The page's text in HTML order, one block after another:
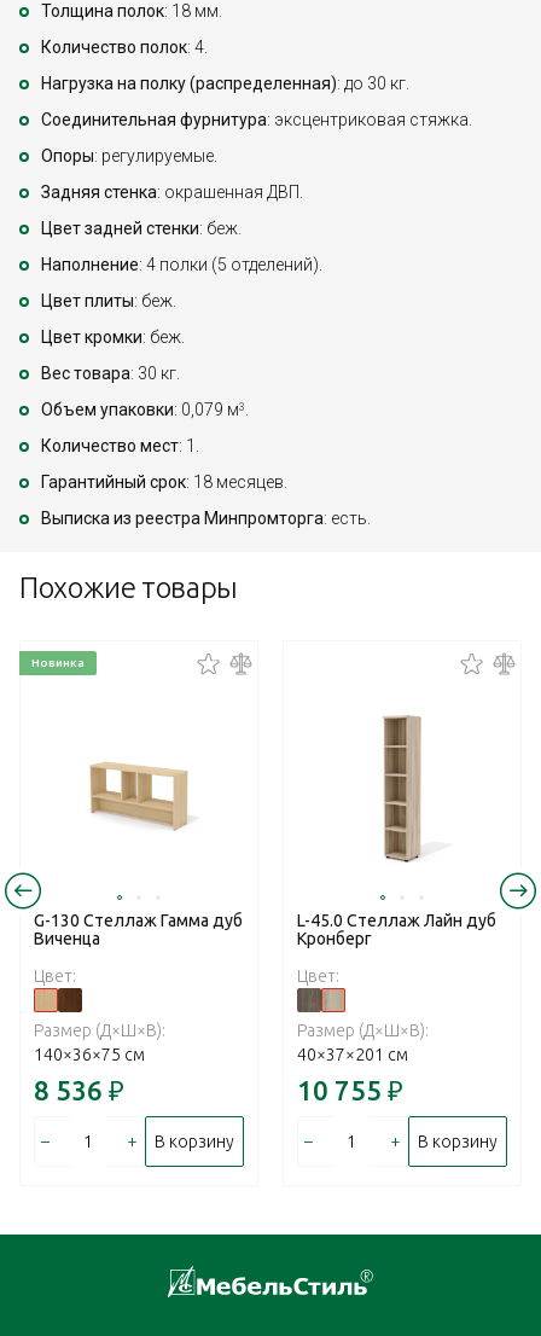
Толщина полок: 18 мм.
Количество полок: 4.
Нагрузка на полку (распределенная): до 30 кг.
Соединительная фурнитура: эксцентриковая стяжка.
Опоры: регулируемые.
Задняя стенка: окрашенная ДВП.
Цвет задней стенки: беж.
Наполнение: 4 полки (5 отделений).
Цвет плиты: беж.
Цвет кромки: беж.
Вес товара: 30 кг.
Объем упаковки: 0,079 м3 .
Количество мест: 1.
Гарантийный срок: 18 месяцев.
Выписка из реестра Минпромторга: есть.
Похожие товары
Новинка
G-130 Стеллаж Гамма дуб
Виченца
Цвет:
Размер (Д×Ш×В):
140×36×75 см
8 536 ₽
– + В корзину
L-45.0 Стеллаж Лайн дуб
Кронберг
Цвет:
Размер (Д×Ш×В):
40×37×201 см
10 755 ₽
– + В корзину